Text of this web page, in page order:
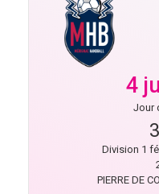
4
Jour
Division 1
PIERRE DE